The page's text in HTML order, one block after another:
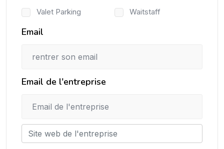
Valet Parking
Waitstaff
Email
Email de l'entreprise